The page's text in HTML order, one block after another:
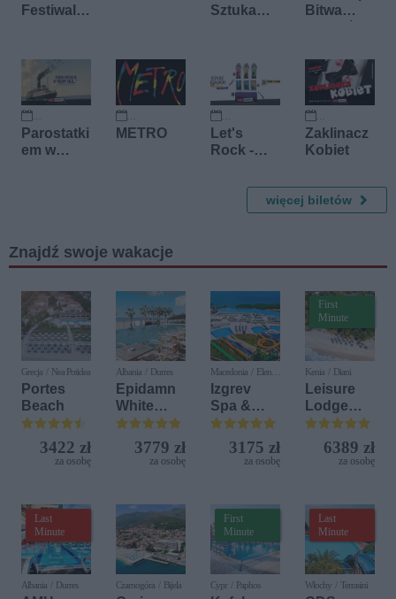
Festiwal
Sztuka
Bitwa
Powrót
11 września 2026
Parostatki
em w
22 września 2026
METRO 26 września 2026
Let's
Rock -
Rocka
10 października 2026
Zaklinacz
Kobiet
więcej biletów
Znajdź swoje wakacje
Grecja / Nea Potidea
Portes
Beach
3422 zł
za osobę
Albania / Durres
Epidamn
White
Sensation
3779 zł
za osobę
Macedonia / Elen
Kamen
Izgrev
Spa &
Aquapark
3175 zł
za osobę
First
Minute
Kenia / Diani
Leisure
Lodge
Beach &
Golf
Resort by
6389 zł
za osobę
Last
Minute
Albania / Durres Czarnogóra / Bijela
First
Minute
Cypr / Paphos
Last
Minute
Włochy / Terrasini